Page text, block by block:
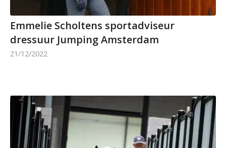
Emmelie Scholtens sportadviseur
dressuur Jumping Amsterdam
21/12/2022